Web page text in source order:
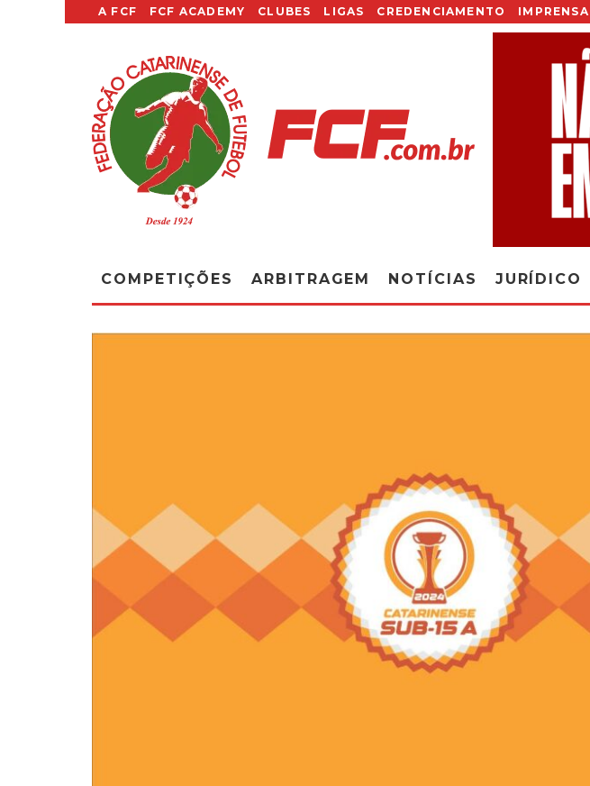
A FCF FCF ACADEMY CLUBES LIGAS CREDENCIAMENTO IMPRENSA
COMPETIÇÕES ARBITRAGEM NOTÍCIAS JURÍDICO